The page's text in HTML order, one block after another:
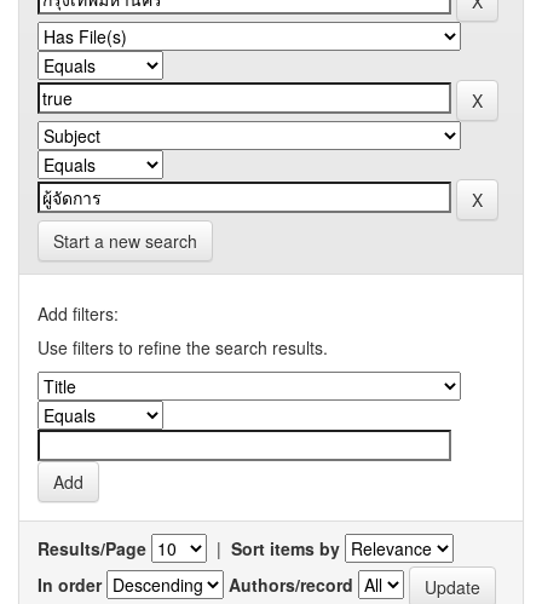
Start a new search
Add filters:
Use filters to refine the search results.
Results/Page | Sort items by
In order
Authors/record